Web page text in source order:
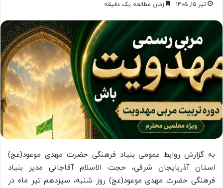
تیر ۱۵, ۱۴۰۵ زمان مطالعه یک دقیقه
به گزارش روابط عمومی بنیاد فرهنگی حضرت مهدی موعود(عج)
استان آذربایجان شرقی،‌ حجت الاسلام آقاجانی مدیر بنیاد
فرهنگی حضرت مهدی موعود(عج) روز شنبه، سیزدهم تیر ماه در